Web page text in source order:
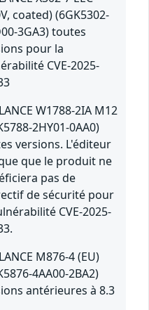
coated) (6GK5302-
3GA3) toutes
pour la
CVE-2025-
W1788-2IA M12
2HY01-0AA0)
versions. L'éditeur
que le produit ne
pas de
de sécurité pour
CVE-2025-
M876-4 (EU)
4AA00-2BA2)
antérieures à 8.3